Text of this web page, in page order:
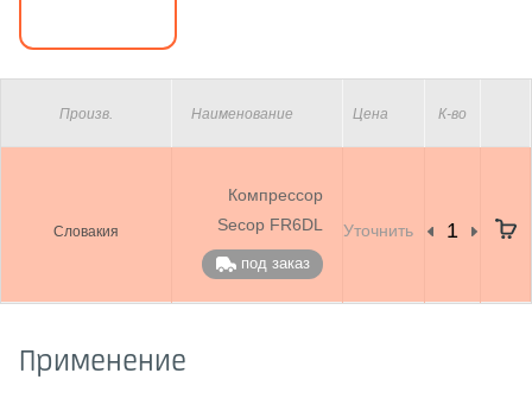
Произв. Наименование Цена К-во
Словакия
Компрессор
Secop FR6DL
под заказ
Уточнить
Применение